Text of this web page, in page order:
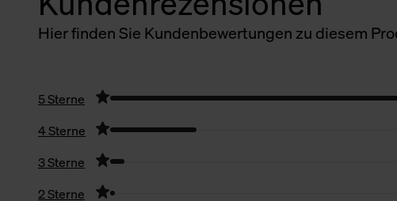
Hier finden Sie Kundenbewertungen zu diesem
5 Sterne
4 Sterne
3 Sterne
2 Sterne